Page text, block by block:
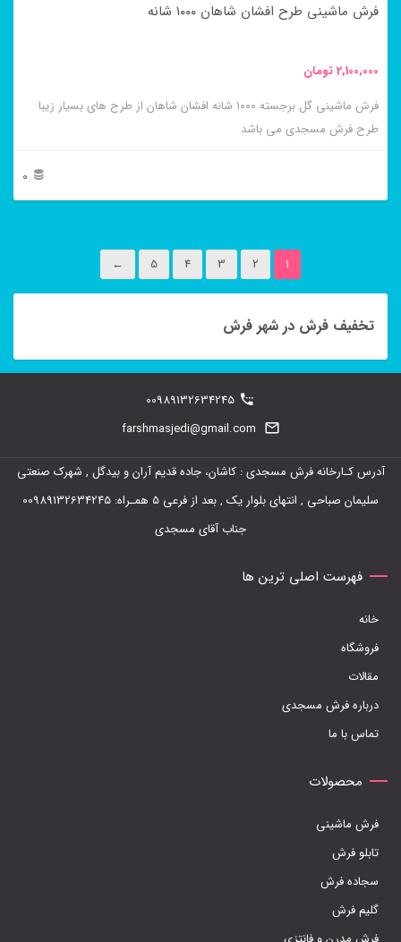
صفحه
انتخاب
شوند
فرش ماشینی طرح افشان شاهان ۱۰۰۰ شانه
2,100,000تومان
فرش ماشینی گل برجسته ۱۰۰۰ شانه افشان شاهان از طرح های بسیار زیبا
طرح فرش مسجدی می باشد
0
انواع
مختلفی
می
ممکن
است
محصول
انتخاب
شوند
1
2
3
4
5
←
تخفیف فرش در شهر فرش
00989132634245
farshmasjedi@gmail.com
آدرس کـارخانه فرش مسجدی : کاشان، جاده قدیم آران و بیدگل , شهرک صنعتی
سلیمان صباحی , انتهای بلوار یک , بعد از فرعی 5 همـراه: 00989132634245
جناب آقای مسجدی
فهرست اصلی ترین ها
خانه
فروشگاه
مقالات
درباره فرش مسجدی
تماس با ما
محصولات
فرش ماشینی
تابلو فرش
سجاده فرش
گلیم فرش